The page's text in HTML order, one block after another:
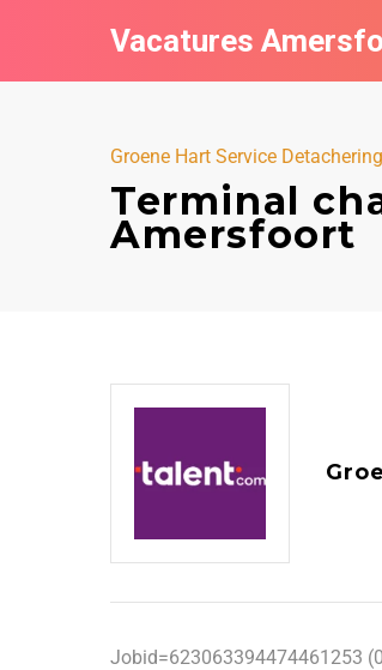
Vacatures
Groene Hart Service
Terminal
Amersfoort
Jobid=623063394474461253